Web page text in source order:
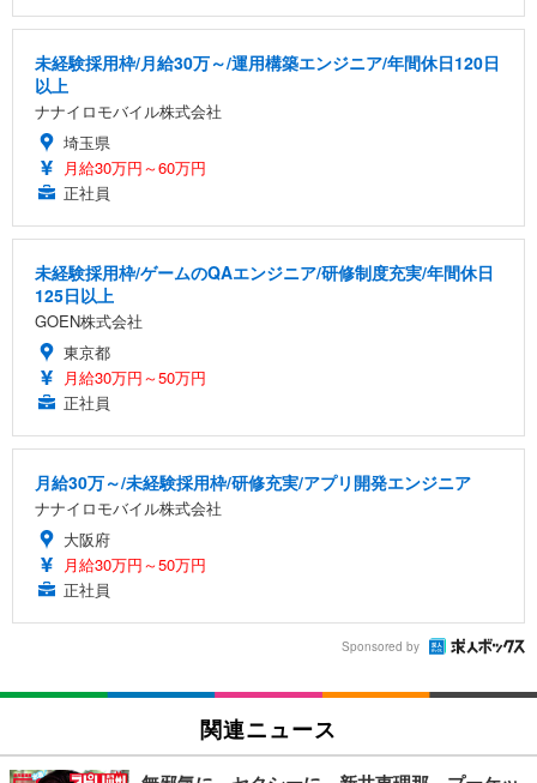
未経験採用枠/月給30万～/運用構築エンジニア/年間休日120日
以上
ナナイロモバイル株式会社
埼玉県
月給30万円～60万円
正社員
未経験採用枠/ゲームのQAエンジニア/研修制度充実/年間休日
125日以上
GOEN株式会社
東京都
月給30万円～50万円
正社員
月給30万～/未経験採用枠/研修充実/アプリ開発エンジニア
ナナイロモバイル株式会社
大阪府
月給30万円～50万円
正社員
Sponsored by
関連ニュース